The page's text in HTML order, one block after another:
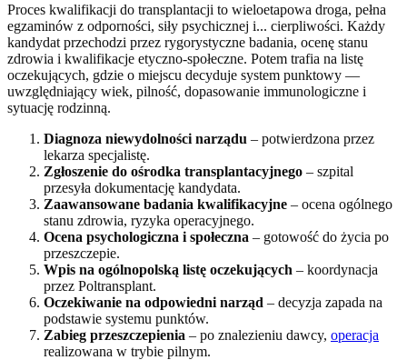
Proces kwalifikacji do transplantacji to wieloetapowa droga, pełna
egzaminów z odporności, siły psychicznej i... cierpliwości. Każdy
kandydat przechodzi przez rygorystyczne badania, ocenę stanu
zdrowia i kwalifikacje etyczno-społeczne. Potem trafia na listę
oczekujących, gdzie o miejscu decyduje system punktowy —
uwzględniający wiek, pilność, dopasowanie immunologiczne i
sytuację rodzinną.
Diagnoza niewydolności narządu – potwierdzona przez
lekarza specjalistę.
Zgłoszenie do ośrodka transplantacyjnego – szpital
przesyła dokumentację kandydata.
Zaawansowane badania kwalifikacyjne – ocena ogólnego
stanu zdrowia, ryzyka operacyjnego.
Ocena psychologiczna i społeczna – gotowość do życia po
przeszczepie.
Wpis na ogólnopolską listę oczekujących – koordynacja
przez Poltransplant.
Oczekiwanie na odpowiedni narząd – decyzja zapada na
podstawie systemu punktów.
Zabieg przeszczepienia – po znalezieniu dawcy, operacja
realizowana w trybie pilnym.